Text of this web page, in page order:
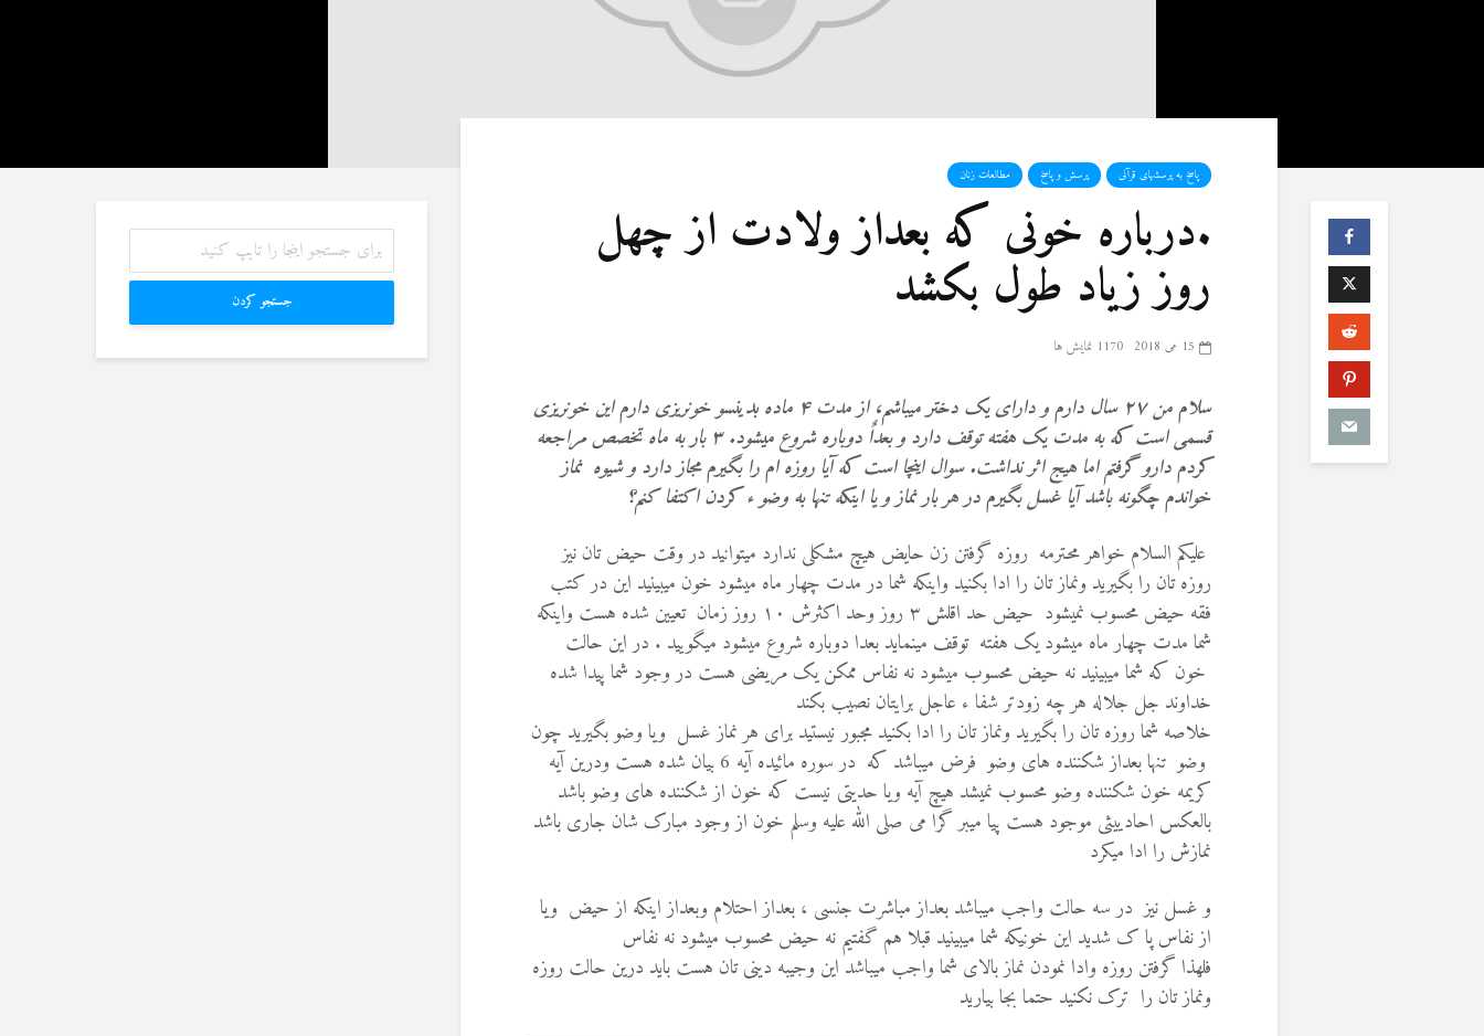
پاسخ به پرسشهای قرآنی پرسش و پاسخ مطالعات زنان
.درباره خونی که بعداز ولادت از چهل
روز زیاد طول بکشد
15 می 2018 1170 نمایش ها
سلام من ۲۷ سال دارم و دارای یک دختر میباشم، از مدت ۴ ماده بدینسو خونریزی دارم این خونریزی
قسمی است که به مدت یک هفته توقف دارد و بعداٌ دوباره شروع میشود. ۳ بار به ماه تخصص مراجعه
کردم دارو گرفتم اما هیج اثر نداشت. سوال اینچا است که آیا روزه ام را بگیرم مجاز دارد و شیوه نماز
خواندم چگونه باشد آیا غسل بگیرم در هر بار نماز و یا اینکه تنها به وضو ء کردن اکتفاکنم؟
علیکم السلام خواهر محترمه روزه گرفتن زن حایض هیچ مشکلی ندارد میتوانید در وقت حیض تان نیز
روزه تان را بگیرید ونماز تان را ادا بکنید واینکه شما در مدت چهار ماه میشود خون میبینید این در کتب
فقه حیض محسوب نمیشود حیض حد اقلش ۳ روز وحد اکثرش ۱۰ روز زمان تعیین شده هست واینکه
شما مدت چهار ماه میشود یک هفته توقف مینماید بعدا دوباره شروع میشود میگویید . در این حالت
خون که شما میبینید نه حیض محسوب میشود نه نفاس ممکن یک مریضی هست در وجود شما پیدا شده
خداوند جل جلاله هر چه زودتر شفا ء عاجل برایتان نصیب بکند
خلاصه شما روزه تان را بگیرید ونماز تان را ادا بکنید مجبور نیستید برای هر نماز غسل ویا وضو بگیرید چون
وضو تنها بعداز شکننده های وضو فرض میباشد که در سوره مائیده آیه 6 بیان شده هست ودرین آیه
کریمه خون شکننده وضو محسوب نمیشد هیچ آیه ویا حدیتی نیست که خون از شکننده های وضو باشد
بالعکس احادییثی موجود هست پیا میبر گرا می صلی الله علیه وسلم خون از وجود مبارک شان جاری باشد
نمازش را ادا میکرد
و غسل نیز در سه حالت واجب میباشد بعداز مباشرت جنسی ، بعداز احتلام وبعداز اینکه از حیض ویا
از نفاس پا ک شدید این خونیکه شما میبینید قبلا هم گفتیم نه حیض محسوب میشود نه نفاس
فلهذا گرفتن روزه وادا نمودن نماز بالای شما واجب میباشد این وجیبه دینی تان هست باید درین حالت روزه
ونماز تان را ترک نکنید حتما بجا بیارید
جستجو کردن
خواننده
22 نمایش ها